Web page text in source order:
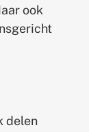
ook
delen